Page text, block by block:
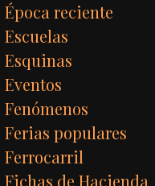
Época reciente
Escuelas
Esquinas
Eventos
Fenómenos
Ferias populares
Ferrocarril
Fichas de Hacienda